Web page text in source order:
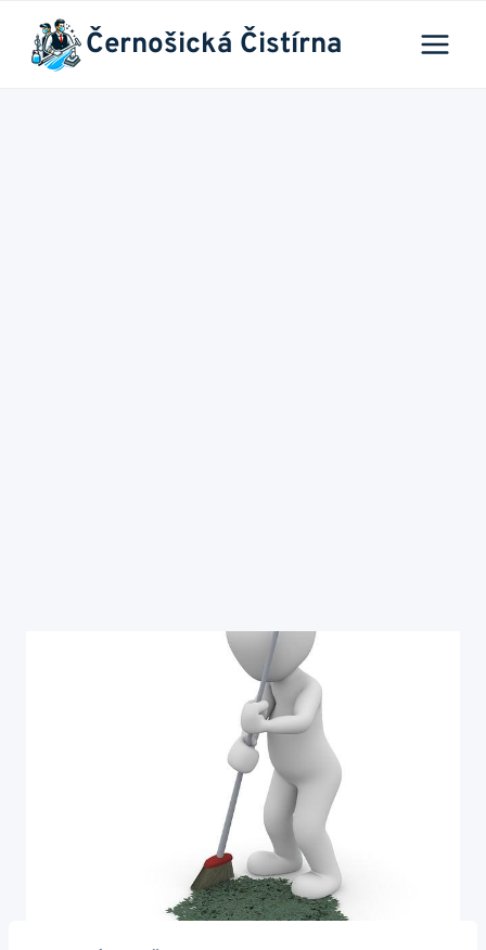
Přeskočit
obsah
Černošická Čistírna